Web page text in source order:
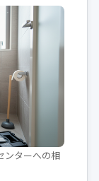
ンターへの相